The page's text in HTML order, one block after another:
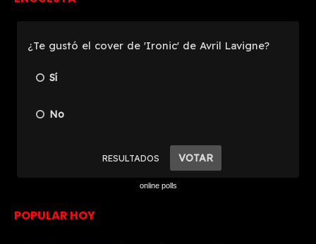
online polls
POPULAR HOY